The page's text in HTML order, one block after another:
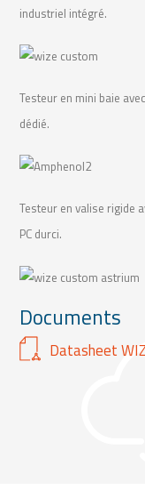
industriel intégré.
Testeur en mini baie
dédié.
Testeur en valise rigide
PC durci.
Documents
Datasheet